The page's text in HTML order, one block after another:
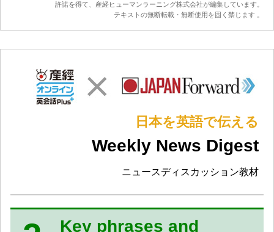
許諾を得て、産経ヒューマンラーニング株式会社が編集しています。
テキストの無断転載・無断使用を固く禁じます 。
日本を英語で伝える
Weekly News Digest
ニュースディスカッション教材
Key phrases and